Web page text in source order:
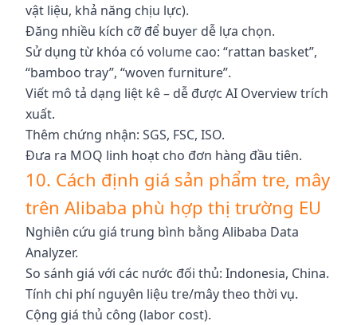
vật liệu, khả năng chịu lực).
Đăng nhiều kích cỡ để buyer dễ lựa chọn.
Sử dụng từ khóa có volume cao: “rattan basket”,
“bamboo tray”, “woven furniture”.
Viết mô tả dạng liệt kê – dễ được AI Overview trích
xuất.
Thêm chứng nhận: SGS, FSC, ISO.
Đưa ra MOQ linh hoạt cho đơn hàng đầu tiên.
10. Cách định giá sản phẩm tre, mây
trên Alibaba phù hợp thị trường EU
Nghiên cứu giá trung bình bằng Alibaba Data
Analyzer.
So sánh giá với các nước đối thủ: Indonesia, China.
Tính chi phí nguyên liệu tre/mây theo thời vụ.
Cộng giá thủ công (labor cost).